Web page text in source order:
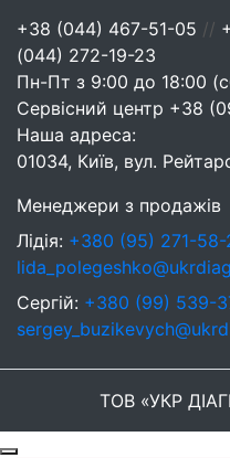
+38 (044) 467-51-05 //
(044) 272-19-23
Пн-Пт з 9:00 до 18:00
Сервісний центр +38
Наша адреса:
01034, Київ, вул.
Менеджери з продажів
Лідія: +380 (95) 271-58-
Сергій: +380 (99) 539-
ТОВ «УКР